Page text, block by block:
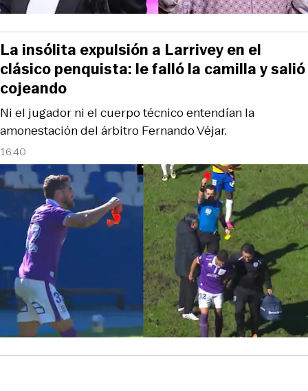
16:40
Ni el jugador ni el cuerpo técnico entendían la
amonestación del árbitro Fernando Véjar.
La insólita expulsión a Larrivey en el
clásico penquista: le falló la camilla y salió
cojeando